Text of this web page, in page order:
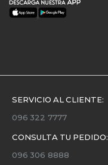
SERVICIO AL CLIENTE:
096 322 7777
CONSULTA TU PEDIDO:
096 306 8888